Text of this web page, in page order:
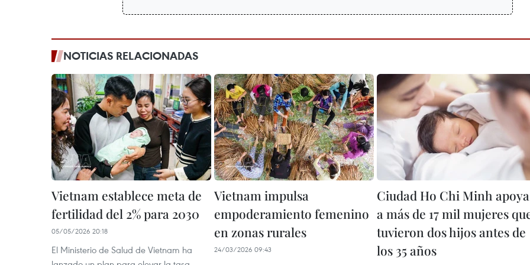
NOTICIAS RELACIONADAS
Vietnam establece meta de
fertilidad del 2% para 2030
05/05/2026 20:18
El Ministerio de Salud de Vietnam ha
Vietnam impulsa
empoderamiento femenino
en zonas rurales
24/03/2026 09:43
Ciudad Ho Chi Minh apoya
a más de 17 mil mujeres
tuvieron dos hijos antes de
los 35 años